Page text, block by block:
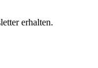
erhalten.